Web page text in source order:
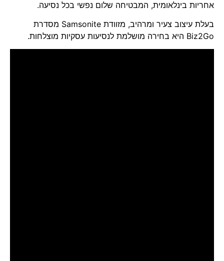
אחריות בינלאומית, המבטיחה שלום נפשי בכל נסיעה.
בעלת עיצוב צעיר ומרהיב, מזוודת Samsonite מסדרת
Biz2Go היא בחירה מושלמת לנסיעות עסקיות מוצלחות.